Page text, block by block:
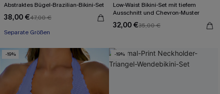
Abstraktes Bügel-Brazilian-Bikini-Set
38,00 €47,00 €
Separate Größen
Low-Waist Bikini-Set mit tiefem
Ausschnitt und Chevron-Muster
32,00 €35,00 €
-19% -19%